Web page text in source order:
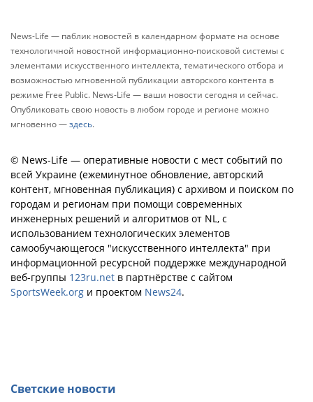
News-Life — паблик новостей в календарном формате на основе
технологичной новостной информационно-поисковой системы с
элементами искусственного интеллекта, тематического отбора и
возможностью мгновенной публикации авторского контента в
режиме Free Public. News-Life — ваши новости сегодня и сейчас.
Опубликовать свою новость в любом городе и регионе можно
мгновенно —здесь.
© News-Life — оперативные новости с мест событий по
всей Украине (ежеминутное обновление, авторский
контент, мгновенная публикация) с архивом и поиском по
городам и регионам при помощи современных
инженерных решений и алгоритмов от NL, с
использованием технологических элементов
самообучающегося "искусственного интеллекта" при
информационной ресурсной поддержке международной
веб-группы 123ru.net в партнёрстве с сайтом
SportsWeek.org и проектом News24.
Светские новости